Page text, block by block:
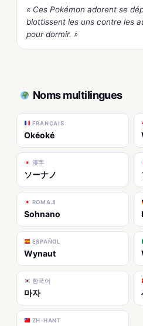
« Ces Pokémon adorent se
blottissent les uns contre les
pour dormir. »
Noms multilingues
FRANÇAIS
Okéoké
漢字
ソーナノ
ROMAJI
Sohnano
ESPAÑOL
Wynaut
한국어
마자
ZH-HANT